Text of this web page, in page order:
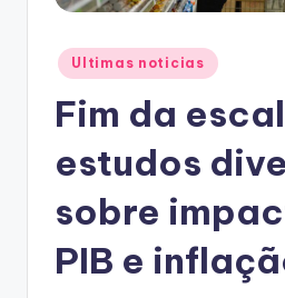
Posted
in
Ultimas noticias
Fim da
estudos
sobre
PIB e